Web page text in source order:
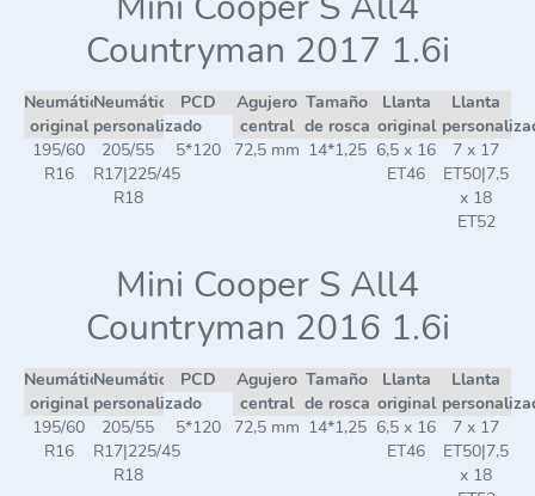
Countryman 2017 1.6i
Neumático
original
Neumático
personalizado
PCD
Agujero
central
Tamaño
de rosca
Llanta
original
Llanta
195/60
R16
205/55
R17|225/45
R18
5*120 72,5 mm 14*1,25 6,5 x 16
ET46
7 x 17
ET50|7,5
x 18
ET52
Mini Cooper S All4
Countryman 2016 1.6i
Neumático
original
Neumático
personalizado
PCD
Agujero
central
Tamaño
de rosca
Llanta
original
Llanta
195/60
R16
205/55
R17|225/45
R18
5*120 72,5 mm 14*1,25 6,5 x 16
ET46
7 x 17
ET50|7,5
x 18